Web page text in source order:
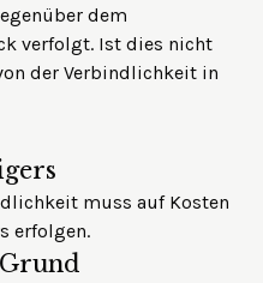
dem
verfolgt. Ist dies nicht
der Verbindlichkeit in
muss auf Kosten
erfolgen.